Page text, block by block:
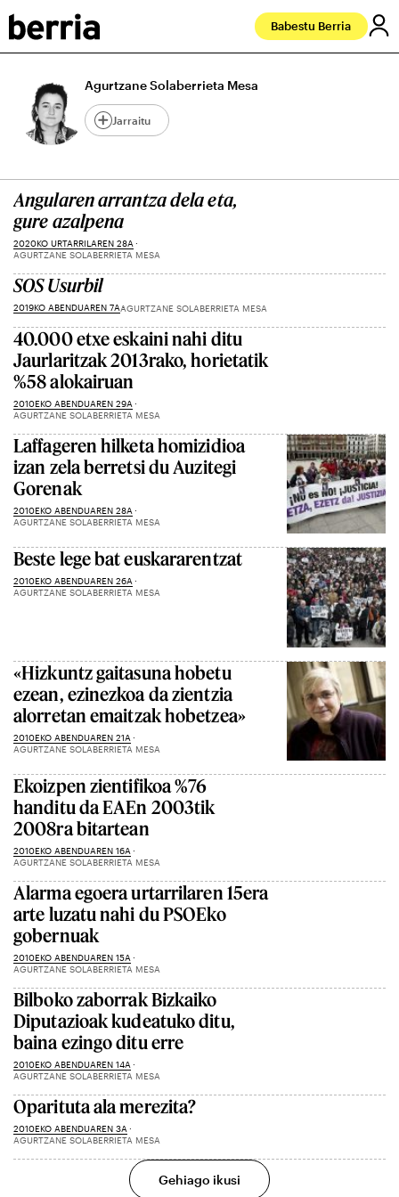
Babestu Berria
Agurtzane Solaberrieta Mesa
Jarraitu
Angularen arrantza dela eta,
gure azalpena
2020KO URTARRILAREN 28A
AGURTZANE SOLABERRIETA MESA
SOS Usurbil
2019KO ABENDUAREN 7AAGURTZANE SOLABERRIETA MESA
40.000 etxe eskaini nahi ditu
Jaurlaritzak 2013rako, horietatik
%58 alokairuan
2010EKO ABENDUAREN 29A
AGURTZANE SOLABERRIETA MESA
Laffageren hilketa homizidioa
izan zela berretsi du Auzitegi
Gorenak
2010EKO ABENDUAREN 28A
AGURTZANE SOLABERRIETA MESA
Beste lege bat euskararentzat
2010EKO ABENDUAREN 26A
AGURTZANE SOLABERRIETA MESA
«Hizkuntz gaitasuna hobetu
ezean, ezinezkoa da zientzia
alorretan emaitzak hobetzea»
2010EKO ABENDUAREN 21A
AGURTZANE SOLABERRIETA MESA
Ekoizpen zientifikoa %76
handitu da EAEn 2003tik
2008ra bitartean
2010EKO ABENDUAREN 16A
AGURTZANE SOLABERRIETA MESA
Alarma egoera urtarrilaren 15era
arte luzatu nahi du PSOEko
gobernuak
2010EKO ABENDUAREN 15A
AGURTZANE SOLABERRIETA MESA
Bilboko zaborrak Bizkaiko
Diputazioak kudeatuko ditu,
baina ezingo ditu erre
2010EKO ABENDUAREN 14A
AGURTZANE SOLABERRIETA MESA
Oparituta ala merezita?
2010EKO ABENDUAREN 3A
AGURTZANE SOLABERRIETA MESA
Gehiago ikusi